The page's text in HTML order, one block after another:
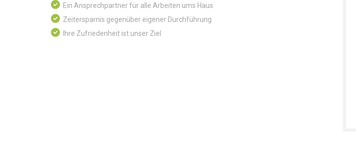
Ein Ansprechpartner für alle Arbeiten ums Haus
Zeitersparnis gegenüber eigener Durchführung
Ihre Zufriedenheit ist unser Ziel